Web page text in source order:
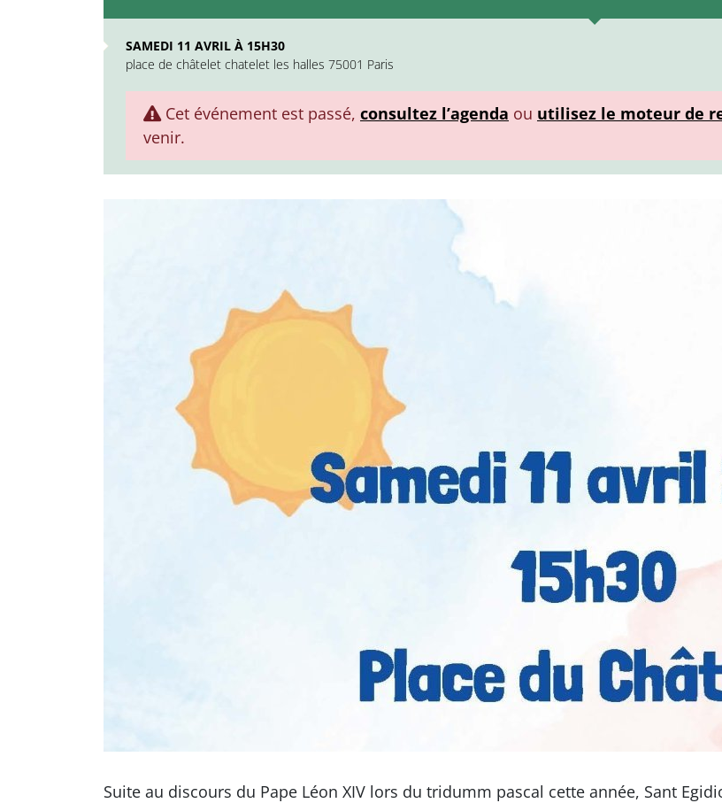
SAMEDI 11 AVRIL À 15H30
place de châtelet chatelet les halles 75001 Paris
Cet événement est passé, consultez l’agenda ou utilisez le moteur de
venir.
Suite au discours du Pape Léon XIV lors du tridumm pascal cette année, Sant